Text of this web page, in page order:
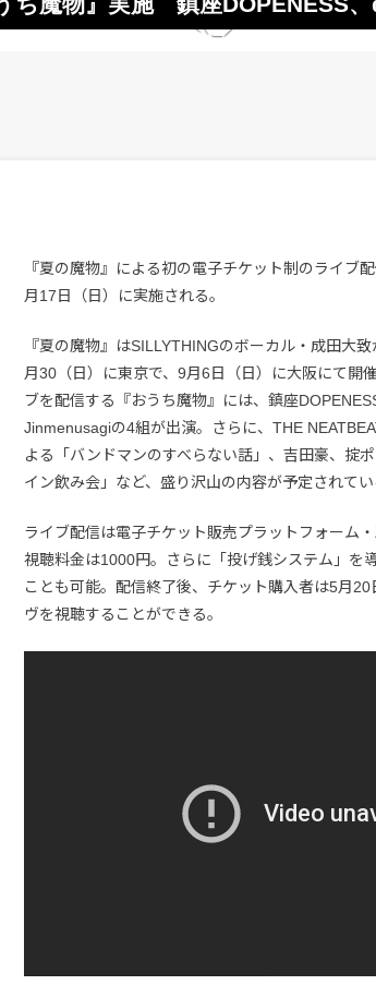
『夏の魔物』による初の電子チケット制のライブ
月17日（日）に実施される。
『夏の魔物』はSILLYTHINGのボーカル・成田大
月30（日）に東京で、9月6日（日）に大阪にて開
ブを配信する『おうち魔物』には、鎮座
Jinmenusagiの4組が出演。さらに、THE
よる「バンドマンのすべらない話」、吉田豪、掟
イン飲み会」など、盛り沢山の内容が予定されてい
ライブ配信は電子チケット販売プラットフォーム
視聴料金は1000円。さらに「投げ銭システム」を
ことも可能。配信終了後、チケット購入者は5月
ヴを視聴することができる。